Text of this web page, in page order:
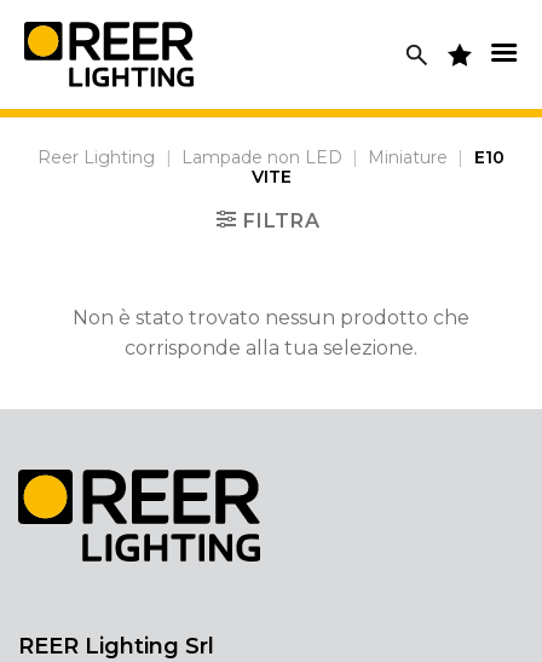
content
Reer Lighting | Lampade non LED | Miniature |
E10
VITE
FILTRA
Non è stato trovato nessun prodotto che
corrisponde alla tua selezione.
REER Lighting Srl